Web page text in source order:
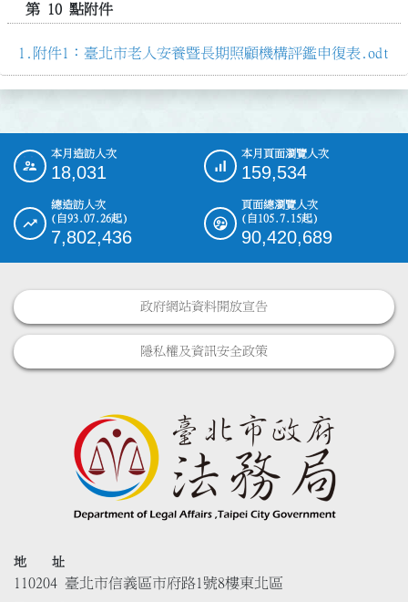
第 10 點附件
附件1：臺北市老人安養暨長期照顧機構評鑑申復表.odt
::: 本月造訪人次
18,031
本月頁面瀏覽人次
159,534
總造訪人次
(自93.07.26起)
7,802,436
頁面總瀏覽人次
(自105.7.15起)
90,420,689
政府網站資料開放宣告
隱私權及資訊安全政策
地 址
110204 臺北市信義區市府路1號8樓東北區